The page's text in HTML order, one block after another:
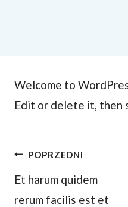
Welcome to
Edit or delete it,
Nawigacja
wpisu
POPRZEDNI
Et harum quidem
rerum facilis est et